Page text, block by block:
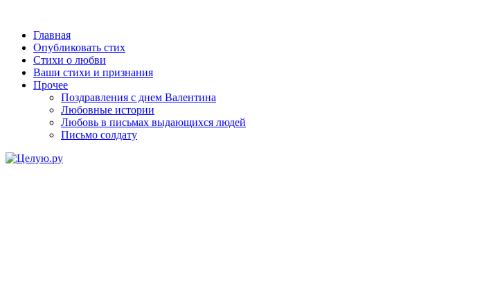
Главная
Опубликовать стих
Стихи о любви
Ваши стихи и признания
Прочее
Поздравления с днем Валентина
Любовные истории
Любовь в письмах выдающихся людей
Письмо солдату